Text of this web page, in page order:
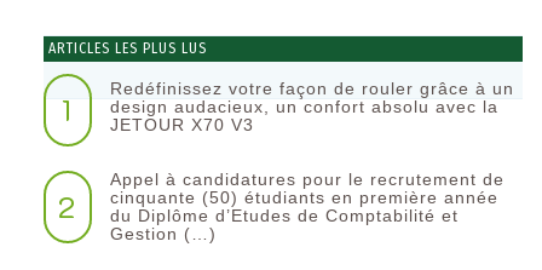
ARTICLES LES PLUS LUS
1
Redéfinissez votre façon de rouler grâce à un
design audacieux, un confort absolu avec la
JETOUR X70 V3
2
Appel à candidatures pour le recrutement de
cinquante (50) étudiants en première année
du Diplôme d’Etudes de Comptabilité et
Gestion (…)